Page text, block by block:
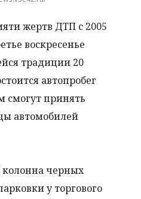
жертв ДТП с 2005
воскресенье
традиции 20
автопробег
смогут принять
автомобилей
колонна черных
у торгового